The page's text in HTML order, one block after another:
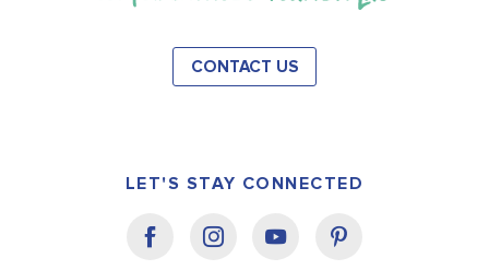
CONTACT US
LET'S STAY CONNECTED